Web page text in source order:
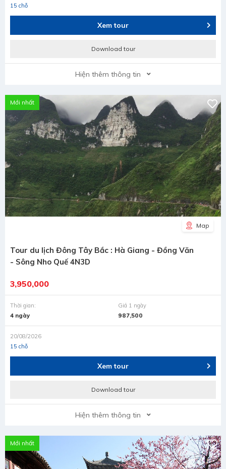
15 chỗ
Xem tour
Download tour
Hiện thêm thông tin
Mới nhất
Map
Tour du lịch Đông Tây Bắc : Hà Giang - Đồng Văn
- Sông Nho Quế 4N3D
3,950,000
Thời gian:
4 ngày
Giá 1 ngày
987,500
20/08/2026
15 chỗ
Xem tour
Download tour
Hiện thêm thông tin
Mới nhất